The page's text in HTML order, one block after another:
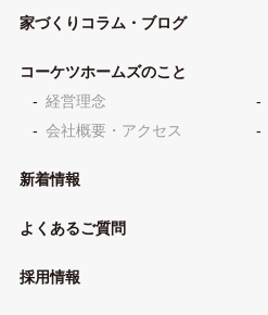
家づくりコラム・ブログ
コーケツホームズのこと
経営理念
会社概要・アクセス
新着情報
よくあるご質問
採用情報